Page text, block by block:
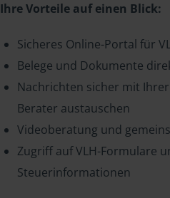
Ihre Vorteile auf einen Blick:
Sicheres Online-Portal für
Belege und Dokumente
Nachrichten sicher mit
Berater austauschen
Videoberatung und
Zugriff auf VLH-Formulare
Steuerinformationen